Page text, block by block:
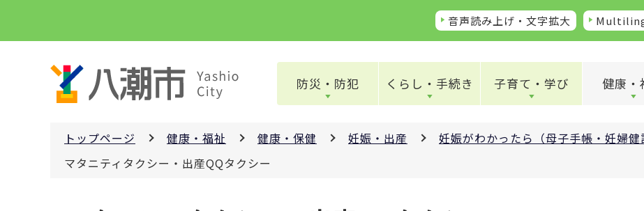
ペ
音声読み上げ・文字拡大
防災・防犯 くらし・手続き 子育て・学び 健康・
トップページ 健康・福祉 健康・保健 妊娠・出産
妊娠がわかったら（母子手帳・妊婦健
マタニティタクシー・出産QQタクシー